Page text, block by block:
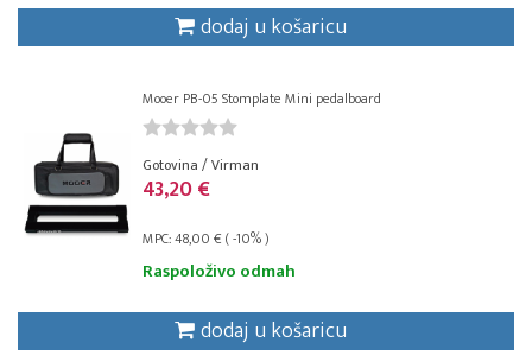
dodaj u košaricu
Mooer PB-05 Stomplate Mini pedalboard
Gotovina / Virman
43,20 €
MPC: 48,00 € ( -10% )
Raspoloživo odmah
dodaj u košaricu